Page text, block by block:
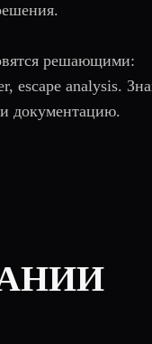
решающими:
escape analysis.
документацию.